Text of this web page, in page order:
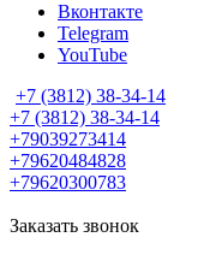
Вконтакте
Telegram
YouTube
+7 (3812) 38-34-14
+7 (3812) 38-34-14
+79039273414
+79620484828
+79620300783
Заказать звонок